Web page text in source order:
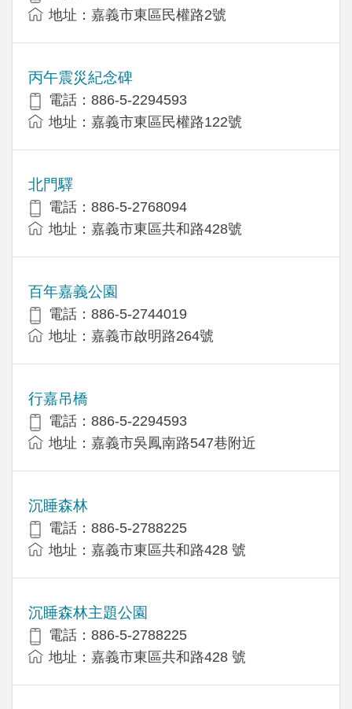
地址：嘉義市東區民權路2號
丙午震災紀念碑
電話：886-5-2294593
地址：嘉義市東區民權路122號
北門驛
電話：886-5-2768094
地址：嘉義市東區共和路428號
百年嘉義公園
電話：886-5-2744019
地址：嘉義市啟明路264號
行嘉吊橋
電話：886-5-2294593
地址：嘉義市吳鳳南路547巷附近
沉睡森林
電話：886-5-2788225
地址：嘉義市東區共和路428 號
沉睡森林主題公園
電話：886-5-2788225
地址：嘉義市東區共和路428 號